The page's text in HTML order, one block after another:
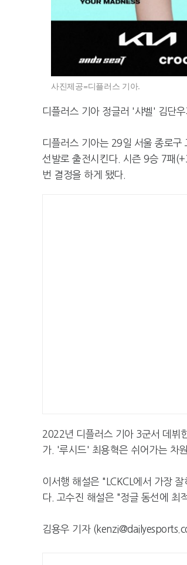
사진제공=디플러스 기아.
디플러스 기아 정글러 '샤벨' 김단우
디플러스 기아는 29일 서울 종로구
선발로 출전시킨다. 시즌 9승 7패
번 결정을 하게 됐다.
2022년 디플러스 기아 3군서 데뷔
가. '루시드' 최용혁은 쉬어가는 차
이서행 해설은 "LCKCL에서 가장
다. 고수진 해설은 "정글 동선에 최
김용우 기자